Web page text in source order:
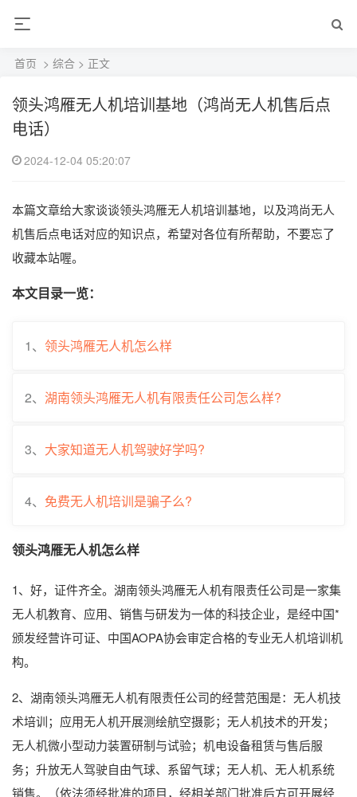
首页 > 综合 > 正文
领头鸿雁无人机培训基地（鸿尚无人机售后点
电话）
2024-12-04 05:20:07
本篇文章给大家谈谈领头鸿雁无人机培训基地，以及鸿尚无人
机售后点电话对应的知识点，希望对各位有所帮助，不要忘了
收藏本站喔。
本文目录一览：
1、 领头鸿雁无人机怎么样
2、 湖南领头鸿雁无人机有限责任公司怎么样?
3、 大家知道无人机驾驶好学吗?
4、 免费无人机培训是骗子么?
领头鸿雁无人机怎么样
1、好，证件齐全。湖南领头鸿雁无人机有限责任公司是一家集
无人机教育、应用、销售与研发为一体的科技企业，是经中国*
颁发经营许可证、中国AOPA协会审定合格的专业无人机培训机
构。
2、湖南领头鸿雁无人机有限责任公司的经营范围是：无人机技
术培训；应用无人机开展测绘航空摄影；无人机技术的开发；
无人机微小型动力装置研制与试验；机电设备租赁与售后服
务；升放无人驾驶自由气球、系留气球；无人机、无人机系统
销售。（依法须经批准的项目，经相关部门批准后方可开展经